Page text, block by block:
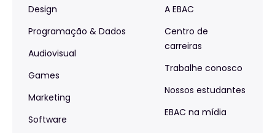
Design
Programação & Dados
Audiovisual
Games
Marketing
Software
A EBAC
Centro de
carreiras
Trabalhe conosco
Nossos estudantes
EBAC na mídia